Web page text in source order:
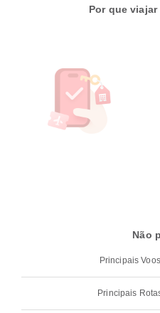
Por que viajar
Não
Principais
Principais